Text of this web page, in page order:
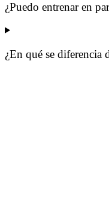
¿Puedo entrenar en
¿En qué se diferencia